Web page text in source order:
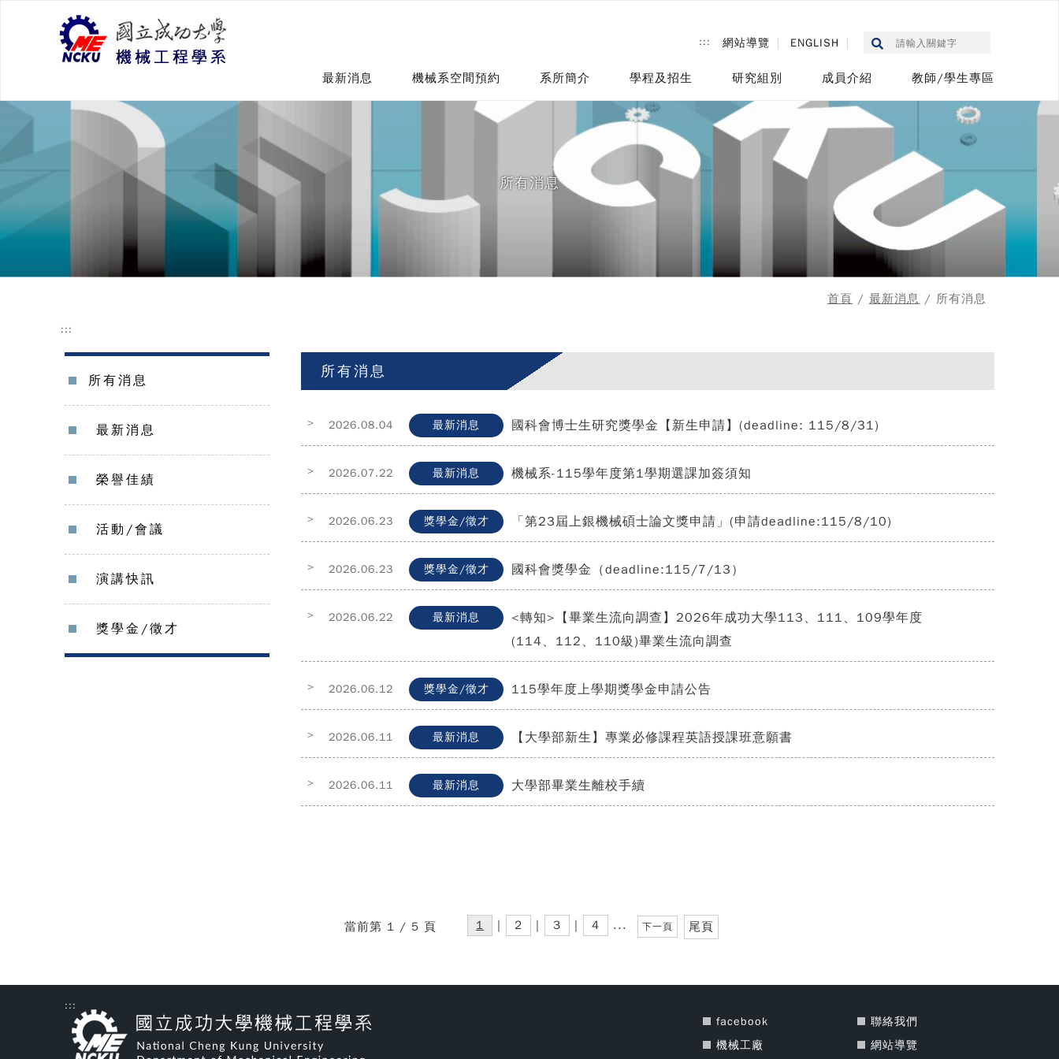
::: 網站導覽 ENGLISH
最新消息 機械系空間預約 系所簡介 學程及招生 研究組別 成員介紹 教師/學生專區
所有消息
首頁 / 最新消息 / 所有消息
:::
所有消息
最新消息
榮譽佳績
活動/會議
演講快訊
獎學金/徵才
所有消息
> 2026.08.04 最新消息 國科會博士生研究獎學金【新生申請】(deadline: 115/8/31)
> 2026.07.22 最新消息 機械系-115學年度第1學期選課加簽須知
> 2026.06.23 獎學金/徵才 「第23屆上銀機械碩士論文獎申請」(申請deadline:115/8/10)
> 2026.06.23 獎學金/徵才 國科會獎學金（deadline:115/7/13）
> 2026.06.22 最新消息
<轉知>【畢業生流向調查】2026年成功大學113、111、109學年度
(114、112、110級)畢業生流向調查
> 2026.06.12 獎學金/徵才 115學年度上學期獎學金申請公告
> 2026.06.11 最新消息 【大學部新生】專業必修課程英語授課班意願書
> 2026.06.11 最新消息 大學部畢業生離校手續
當前第 1 / 5 頁 1 | 2 | 3 | 4 ... 下一頁 尾頁
:::
facebook
機械工廠
聯絡我們
網站導覽